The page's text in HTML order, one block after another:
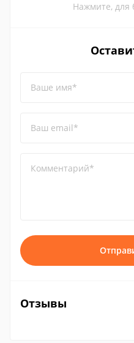
Нажмите, для
Ваше имя*
Ваш email*
Комментарий*
Отзывы